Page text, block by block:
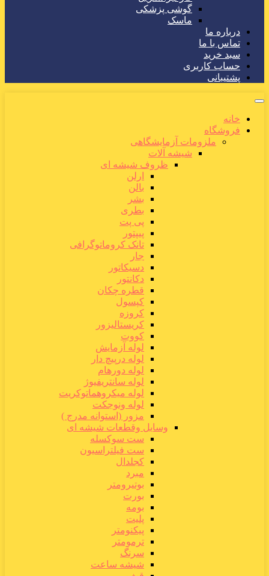
گوشی پزشکی
ماسک
درباره ما
تماس با ما
سبد خرید
حساب کاربری
پشتیبانی
خانه
فروشگاه
ملزومات آزمایشگاهی
شیشه آلات
ظروف شیشه ای
ارلن
بالن
بشر
بطری
پی پت
پیپتور
تانک کروماتوگرافی
جار
دسیکاتور
دکانتور
قطره چکان
کپسول
کروزه
کریستالیزور
کووت
لوله آزمایش
لوله درپیچ دار
لوله دورهام
لوله سانتریفیوژ
لوله میکروهماتوکریت
لوله ونوجکت
مزور (استوانه مدرج )
وسایل وقطعات شیشه ای
ست سوکسله
ست فیلتراسیون
کجلدال
مبرد
بوتیرومتر
بورت
بومه
پلیت
پیکنومتر
ترمومتر
سرنگ
شیشه ساعت